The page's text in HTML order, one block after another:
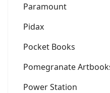
Paramount
Pidax
Pocket Books
Pomegranate
Power Station